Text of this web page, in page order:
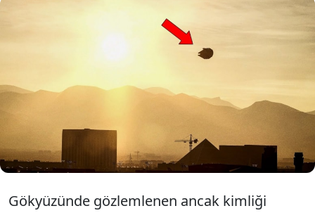
Pentagon, 1 Mayıs 2023 ile 1 Haziran 2024
açıkladı. Ancak çoğu vakanın balon, uçak ve
bulut gibi sıradan gökyüzü nesneleri olduğu
Gökyüzünde gözlemlenen ancak kimliği